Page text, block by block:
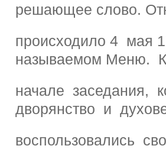
решающее слово.
происходило 4 мая
называемом Меню.
начале заседания,
дворянство и
воспользовались